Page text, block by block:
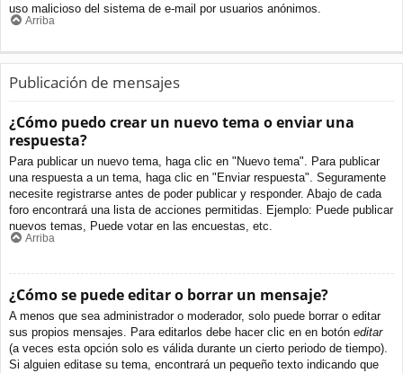
uso malicioso del sistema de e-mail por usuarios anónimos.
Arriba
Publicación de mensajes
¿Cómo puedo crear un nuevo tema o enviar una
respuesta?
Para publicar un nuevo tema, haga clic en "Nuevo tema". Para publicar
una respuesta a un tema, haga clic en "Enviar respuesta". Seguramente
necesite registrarse antes de poder publicar y responder. Abajo de cada
foro encontrará una lista de acciones permitidas. Ejemplo: Puede publicar
nuevos temas, Puede votar en las encuestas, etc.
Arriba
¿Cómo se puede editar o borrar un mensaje?
A menos que sea administrador o moderador, solo puede borrar o editar
sus propios mensajes. Para editarlos debe hacer clic en en botón editar
(a veces esta opción solo es válida durante un cierto periodo de tiempo).
Si alguien editase su tema, encontrará un pequeño texto indicando que